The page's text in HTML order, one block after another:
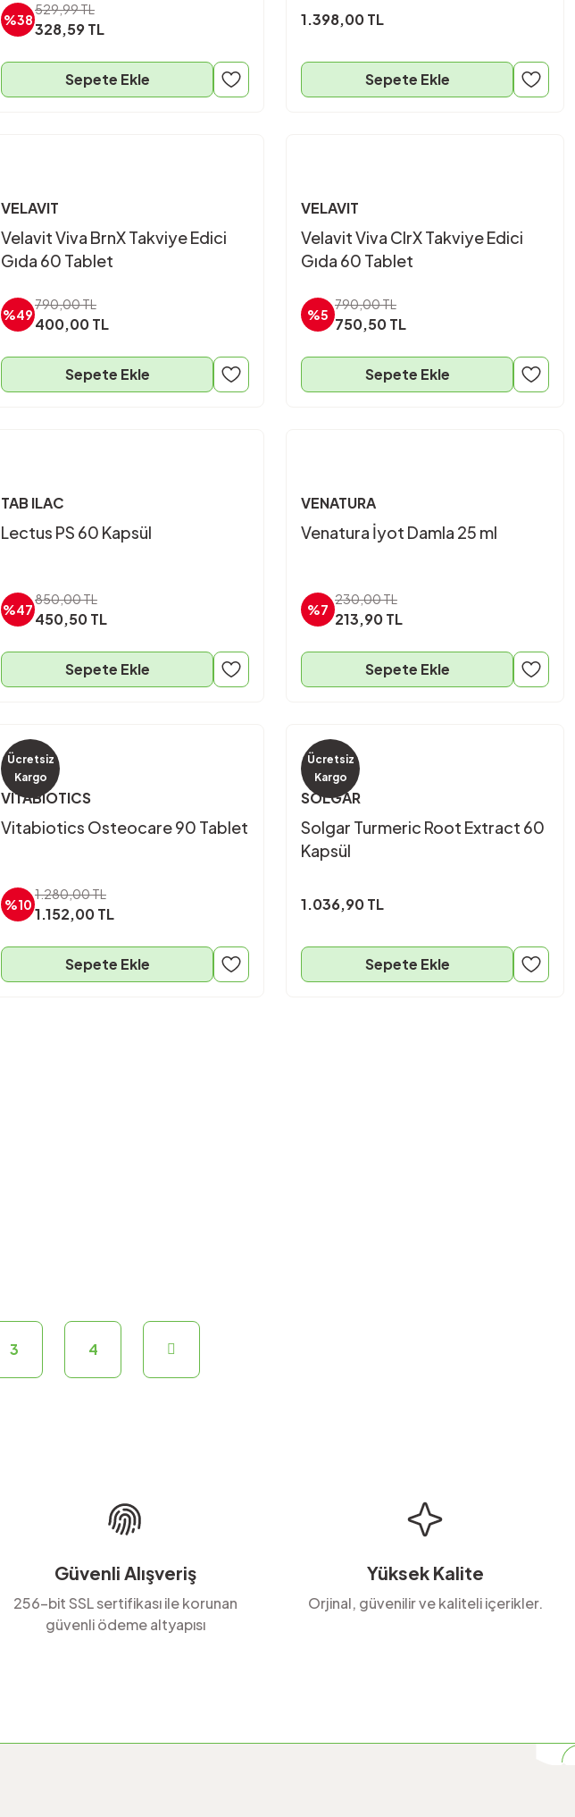
%38
529,99 TL
328,59 TL
Sepete Ekle
1.398,00 TL
Sepete Ekle
VELAVIT
Velavit Viva BrnX Takviye Edici
Gıda 60 Tablet
%49
790,00 TL
400,00 TL
Sepete Ekle
VELAVIT
Velavit Viva ClrX Takviye Edici
Gıda 60 Tablet
%5
790,00 TL
750,50 TL
Sepete Ekle
TAB ILAC
Lectus PS 60 Kapsül
%47
850,00 TL
450,50 TL
Sepete Ekle
VENATURA
Venatura İyot Damla 25 ml
%7
230,00 TL
213,90 TL
Sepete Ekle
Ücretsiz
Kargo
VITABIOTICS
Vitabiotics Osteocare 90 Tablet
%10
1.280,00 TL
1.152,00 TL
Sepete Ekle
Ücretsiz
Kargo
SOLGAR
Solgar Turmeric Root Extract 60
Kapsül
1.036,90 TL
Sepete Ekle
3 4
Güvenli Alışveriş
256-bit SSL sertifikası ile korunan
güvenli ödeme altyapısı
Yüksek Kalite
Orjinal, güvenilir ve kaliteli içerikler.